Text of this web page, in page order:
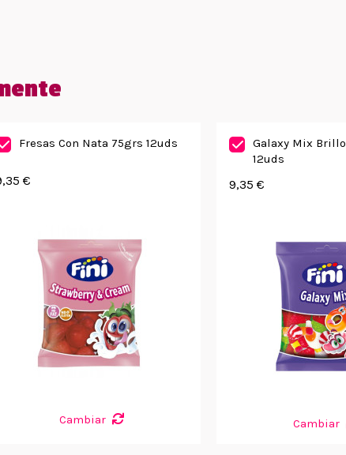
Fresas Con Nata 75grs 12uds
€
Cambiar
Galaxy Mix
12uds
9,35 €
Cambiar